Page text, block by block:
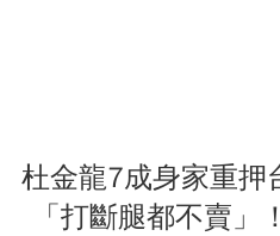
杜金龍7成身家重押
「打斷腿都不賣